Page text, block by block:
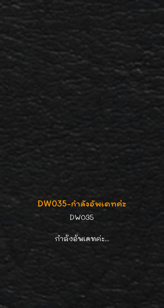
DW035-กำลังอัพเดทค่ะ
DW035
กำลังอัพเดทค่ะ...